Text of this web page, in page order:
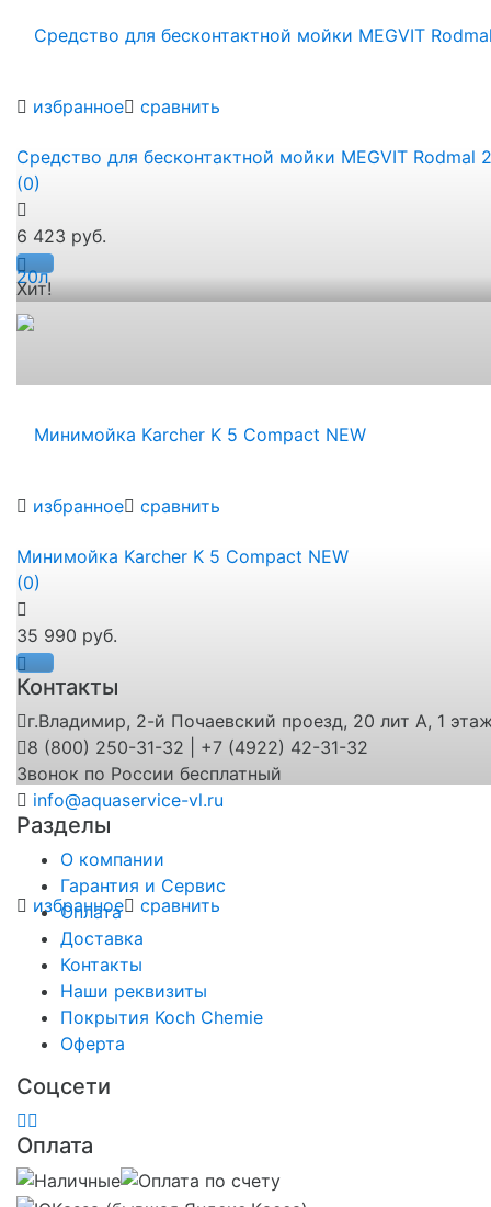
избранное сравнить
избранное сравнить
Средство для бесконтактной мойки MEGVIT Rodmal
(0)
6 423 руб.
Хит!
избранное сравнить
Минимойка Karcher K 5 Compact NEW
(0)
35 990 руб.
Контакты
г.Владимир, 2-й Почаевский проезд, 20 лит А, 1
8 (800) 250-31-32 | +7 (4922) 42-31-32
Звонок по России бесплатный
info@aquaservice-vl.ru
Разделы
О компании
Гарантия и Сервис
Оплата
Доставка
Контакты
Наши реквизиты
Покрытия Koch Chemie
Оферта
Соцсети
Оплата